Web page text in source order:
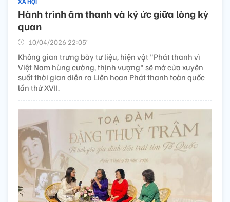
Hành trình âm thanh và ký ức giữa lòng kỳ
quan
10/04/2026 22:05’
Không gian trưng bày tư liệu, hiện vật "Phát thanh vì
Việt Nam hùng cường, thịnh vượng" sẽ mở cửa xuyên
suốt thời gian diễn ra Liên hoan Phát thanh toàn quốc
lần thứ XVII.